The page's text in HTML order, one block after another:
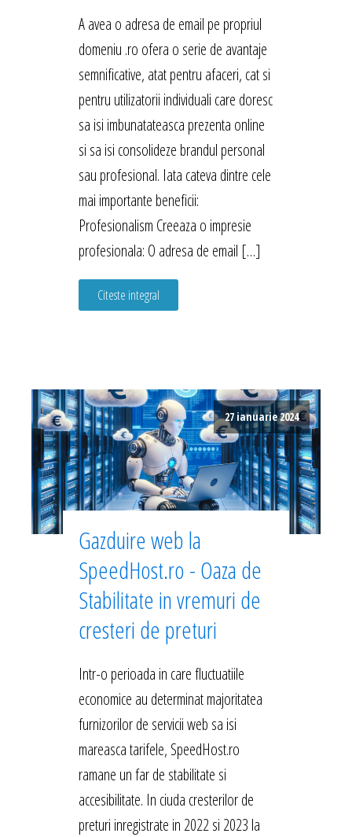
A avea o adresa de email pe propriul
domeniu .ro ofera o serie de avantaje
semnificative, atat pentru afaceri, cat si
pentru utilizatorii individuali care doresc
sa isi imbunatateasca prezenta online
si sa isi consolideze brandul personal
sau profesional. Iata cateva dintre cele
mai importante beneficii:
Profesionalism Creeaza o impresie
profesionala: O adresa de email […]
Citeste integral
27 ianuarie 2024
Gazduire web la
SpeedHost.ro - Oaza de
Stabilitate in vremuri de
cresteri de preturi
Intr-o perioada in care fluctuatiile
economice au determinat majoritatea
furnizorilor de servicii web sa isi
mareasca tarifele, SpeedHost.ro
ramane un far de stabilitate si
accesibilitate. In ciuda cresterilor de
preturi inregistrate in 2022 si 2023 la